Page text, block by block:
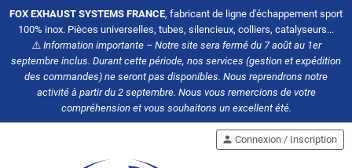
FOX EXHAUST SYSTEMS FRANCE, fabricant de ligne d'échappement sport
100% inox. Pièces universelles, tubes, silencieux, colliers, catalyseurs...
⚠️Information importante – Notre site sera fermé du 7 août au 1er
septembre inclus. Durant cette période, nos services (gestion et expédition
des commandes) ne seront pas disponibles. Nous reprendrons notre
activité à partir du 2 septembre. Nous vous remercions de votre
compréhension et vous souhaitons un excellent été.
person Connexion / Inscription